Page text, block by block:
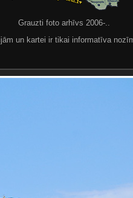
Grauzti foto arhīvs 2006-..
un kartei ir tikai informatīva